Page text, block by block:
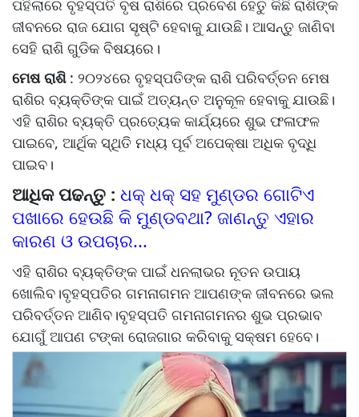
ପହିଲାରେ ବୃହସ୍ପତି ବୃଷ ରାଶିରେ ପ୍ରବେଶ ହେତୁ କିଛି ରାଶିଙ୍କ
ଜୀବନରେ ରାଜ ଯୋଗ ସୃଷ୍ଟି ହେବାକୁ ଯାଉଛି। ଆସନ୍ତୁ ଜାଣିବା
ସେହି ରାଶି ଗୁଡିକ ବିଷୟରେ।
ମେଷ ରାଶି : ୨୦୨୪ରେ ବୃହସ୍ପତିଙ୍କ ରାଶି ପରିବର୍ତ୍ତନ ମେଷ
ରାଶିର ବ୍ୟକ୍ତିଙ୍କ ପାଇଁ ଅତ୍ୟନ୍ତ ଅନୁକୂଳ ହେବାକୁ ଯାଉଛି।
ଏହି ରାଶିର ବ୍ୟକ୍ତି ପ୍ରତ୍ୟେକ କାର୍ଯ୍ୟରେ ଶୁଭ ଫଳାଫଳ
ପାଇବେ, ଆର୍ଥିକ ସ୍ଥିତି ମଧ୍ୟ ପୂର୍ବ ଅପେକ୍ଷା ଅଧିକ ବୃଦ୍ଧି
ପାଇବ।
ଆଧିକ ପଢନ୍ତୁ : ଧକ୍ ଧକ୍ ସହ ମୁଣ୍ଡର ଗୋଟିଏ
ପଖାରେ ହେଉଛି କି ମୁଣ୍ଡବଥା? ଜାଣନ୍ତୁ ଏହାର
କାରଣ ଓ ଉପଚାର...
ଏହି ରାଶିର ବ୍ୟକ୍ତିଙ୍କ ପାଇଁ ଧନଲାଭର ନୂତନ ଉପାୟ
ଖୋଲିବ।ବୃହସ୍ପତିର ଗମନାଗମନ ଆପଣଙ୍କ ଜୀବନରେ ଭଲ
ପରିବର୍ତ୍ତନ ଆଣିବ।ବୃହସ୍ପତି ଗମନାଗମନର ଶୁଭ ପ୍ରଭାବ
ଯୋଗୁଁ ଆପଣ ଟଙ୍କା ରୋଜଗାର କରିବାକୁ ସକ୍ଷମ ହେବେ।